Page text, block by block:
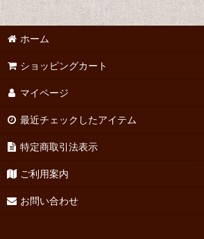
ホーム
ショッピングカート
マイページ
最近チェックしたアイテム
特定商取引法表示
ご利用案内
お問い合わせ